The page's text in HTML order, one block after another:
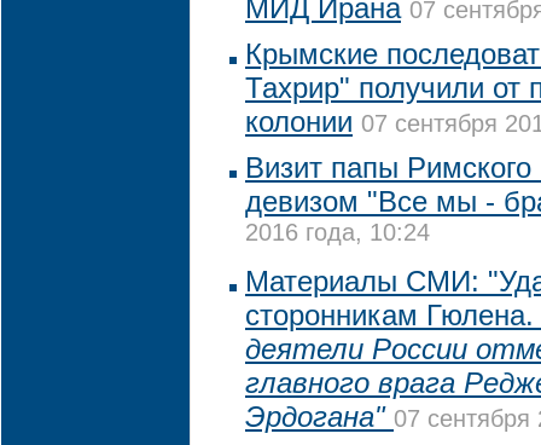
МИД Ирана 07
Крымские
Тахрир" получили от
колонии 07 сентября
Визит папы
девизом "Все мы -
2016 года, 10:24
Материалы СМИ:
сторонникам Гюлена.
деятели России
главного врага
Эрдогана" 07 сентября